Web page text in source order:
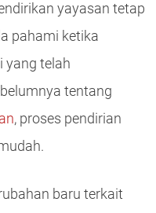
yayasan tetap
pahami ketika
yang telah
tentang
, proses pendirian
baru terkait